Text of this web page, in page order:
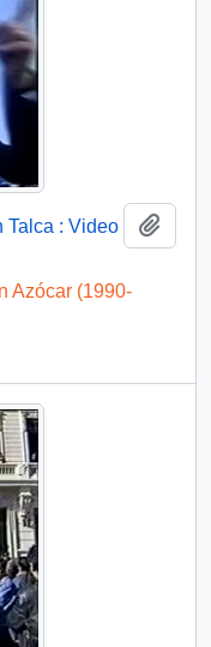
Talca : Video
Azócar (1990-